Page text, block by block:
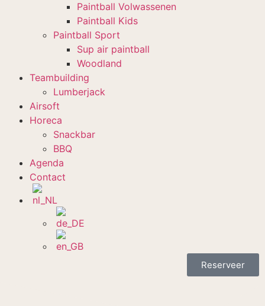
Paintball Volwassenen
Paintball Kids
Paintball Sport
Sup air paintball
Woodland
Teambuilding
Lumberjack
Airsoft
Horeca
Snackbar
BBQ
Agenda
Contact
Reserveer